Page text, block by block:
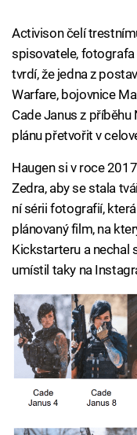
Activison čelí
spisovatele, fotografa
tvrdí, že jedna z
Warfare, bojovnice
Cade Janus z
plánu přetvořit v
Haugen si v roce
Zedra, aby se stala
ní sérii fotografií,
plánovaný film, na
Kickstarteru a nechal
umístil taky na